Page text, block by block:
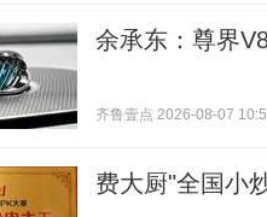
余承东：尊界
齐鲁壹点 2026-08-07
费大厨"全国小